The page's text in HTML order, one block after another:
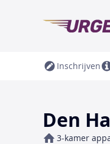
Inschrijven
Den
3-kamer